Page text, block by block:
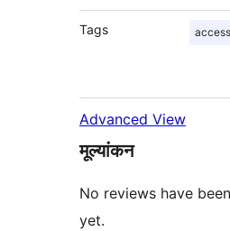
Tags access
Advanced View
मूल्यांकन
No reviews have
yet.